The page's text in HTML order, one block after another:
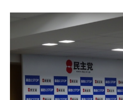
事務所アクセス